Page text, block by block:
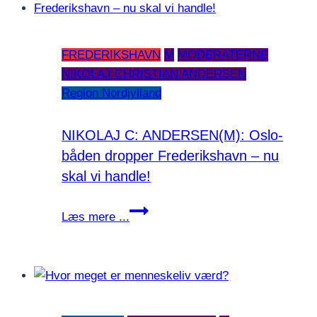
FREDERIKSHAVN M MODERATERNE
NIKOLAJ CHRISTIAN ANDERSEN
Region Nordjylland
NIKOLAJ C: ANDERSEN(M): Oslo-
båden dropper Frederikshavn – nu
skal vi handle!
Læs mere ...
NIKOLAJ